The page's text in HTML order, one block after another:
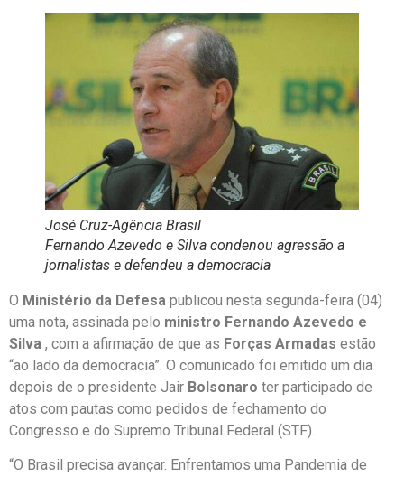
José Cruz-Agência Brasil
Fernando Azevedo e Silva condenou agressão a
jornalistas e defendeu a democracia
O Ministério da Defesa publicou nesta segunda-feira (04)
uma nota, assinada pelo ministro Fernando Azevedo e
Silva , com a afirmação de que as Forças Armadas estão
“ao lado da democracia”. O comunicado foi emitido um dia
depois de o presidente Jair Bolsonaro ter participado de
atos com pautas como pedidos de fechamento do
Congresso e do Supremo Tribunal Federal (STF).
“O Brasil precisa avançar. Enfrentamos uma Pandemia de